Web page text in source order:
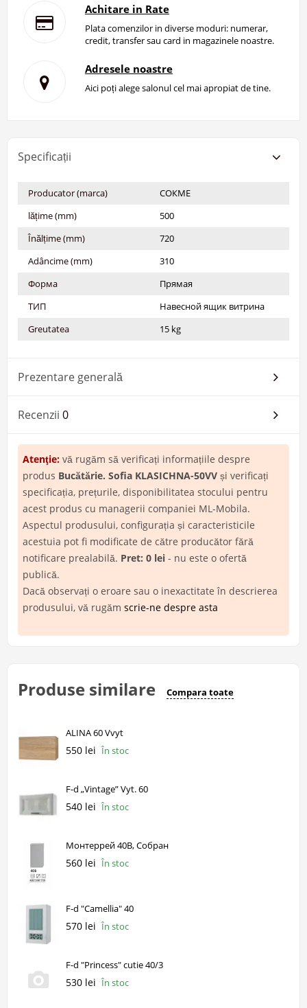
Achitare in Rate
Plata comenzilor in diverse moduri: numerar,
credit, transfer sau card in magazinele noastre.
Adresele noastre
Aici poți alege salonul cel mai apropiat de tine.
Specificații
Producator (marca)
СОКМЕ
lățime (mm)
500
Înălțime (mm)
720
Adâncime (mm)
310
Форма
Прямая
ТИП
Навесной ящик витрина
Greutatea
15 kg
Prezentare generală
Recenzii 0
Atenţie: vă rugăm să verificați informațiile despre
produs Bucătărie. Sofia KLASICHNA-50VV și verificați
specificația, prețurile, disponibilitatea stocului pentru
acest produs cu managerii companiei ML-Mobila.
Aspectul produsului, configurația și caracteristicile
acestuia pot fi modificate de către producător fără
notificare prealabilă. Pret: 0 lei - nu este o ofertă
publică.
Dacă observați o eroare sau o inexactitate în descrierea
produsului, vă rugăm scrie-ne despre asta
Produse similare Compara toate
ALINA 60 Vvyt
550 lei În stoc
F-d „Vintage” Vyt. 60
540 lei În stoc
Монтеррей 40В, Собран
560 lei În stoc
F-d "Camellia" 40
570 lei În stoc
F-d "Princess" cutie 40/3
530 lei În stoc